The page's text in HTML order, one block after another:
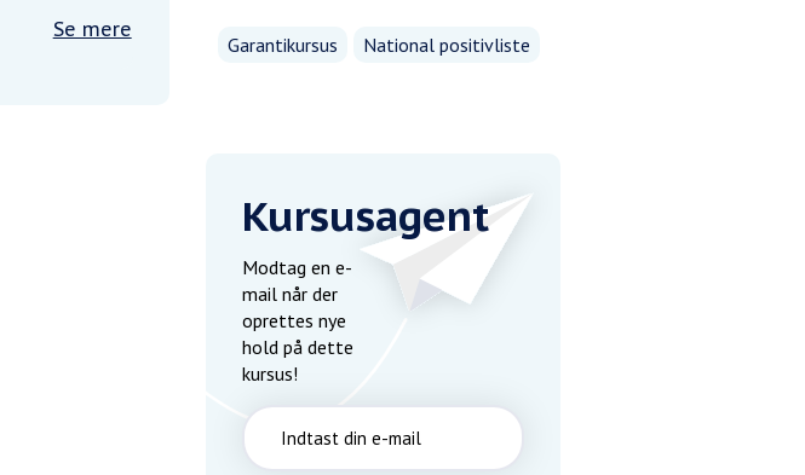
Se mere
Garantikursus National positivliste
Kursusagent
Modtag en e-
mail når der
oprettes nye
hold på dette
kursus!